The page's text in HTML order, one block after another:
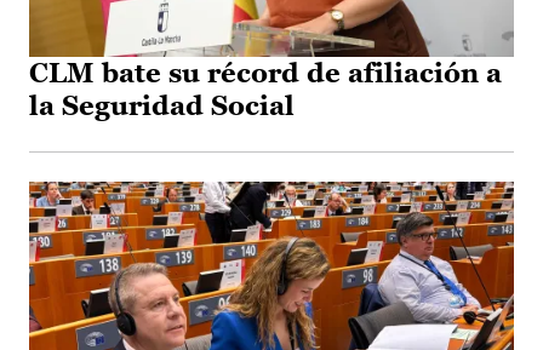
CLM bate su récord de afiliación a
la Seguridad Social